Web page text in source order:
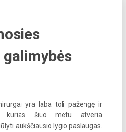
yra laba toli pažengę ir
kurias šiuo metu atveria
aukščiausio lygio paslaugas.